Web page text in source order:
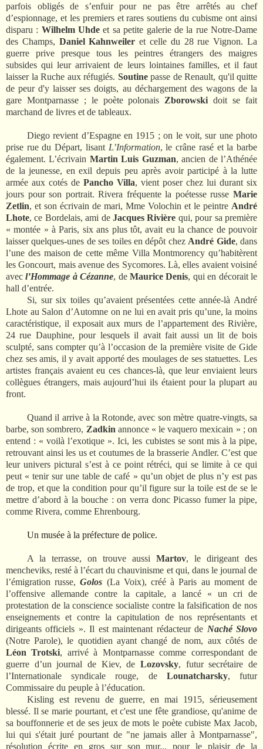
parfois obligés de s’enfuir pour ne pas être arrêtés au chef
d’espionnage, et les premiers et rares soutiens du cubisme ont ainsi
disparu : Wilhelm Uhde et sa petite galerie de la rue Notre-Dame
des Champs, Daniel Kahnweiler et celle du 28 rue Vignon. La
guerre prive presque tous les peintres étrangers des maigres
subsides qui leur arrivaient de leurs lointaines familles, et il faut
laisser la Ruche aux réfugiés. Soutinepasse de Renault, qu'il quitte
de peur d'y laisser ses doigts, au déchargement des wagons de la
gare Montparnasse ; le poète polonais Zborowski doit se fait
marchand de livres et de tableaux.
Diego revient d’Espagne en 1915 ; on le voit, sur une photo
prise rue du Départ, lisant L’Information, le crâne rasé et la barbe
également. L’écrivain Martin Luis Guzman, ancien de l’Athénée
de la jeunesse, en exil depuis peu après avoir participé à la lutte
armée aux cotés de Pancho Villa, vient poser chez lui durant six
jours pour son portrait. Rivera fréquente la poétesse russe Marie
Zetlin, et son écrivain de mari, Mme Volochin et le peintre André
Lhote, ce Bordelais, ami de Jacques Rivière qui, pour sa première
« montée » à Paris, six ans plus tôt, avait eu la chance de pouvoir
laisser quelques-unes de ses toiles en dépôt chez André Gide, dans
l’une des maison de cette même Villa Montmorency qu’habitèrent
les Goncourt, mais avenue des Sycomores. Là, elles avaient voisiné
avecl’Hommage à Cézanne, deMaurice Denis, qui en décorait le
hall d’entrée.
Si, sur six toiles qu’avaient présentées cette année-là André
Lhote au Salon d’Automne on ne lui en avait pris qu’une, la moins
caractéristique, il exposait aux murs de l’appartement des Rivière,
24 rue Dauphine, pour lesquels il avait fait aussi un lit de bois
sculpté, sans compter qu’à l’occasion de la première visite de Gide
chez ses amis, il y avait apporté des moulages de ses statuettes. Les
artistes français avaient eu ces chances-là, que leur enviaient leurs
collègues étrangers, mais aujourd’hui ils étaient pour la plupart au
front.
Quand il arrive à la Rotonde, avec son mètre quatre-vingts, sa
barbe, son sombrero, Zadkin annonce « le vaquero mexicain » ; on
entend : « voilà l’exotique ». Ici, les cubistes se sont mis à la pipe,
retrouvant ainsi les us et coutumes de la brasserie Andler. C’est que
leur univers pictural s’est à ce point rétréci, qui se limite à ce qui
peut « tenir sur une table de café » qu’un objet de plus n’y est pas
de trop, et que la condition pour qu’il figure sur la toile est de se le
mettre d’abord à la bouche : on verra donc Picasso fumer la pipe,
comme Rivera, comme Ehrenbourg.
Un musée à la préfecture de police.
A la terrasse, on trouve aussi Martov, le dirigeant des
mencheviks, resté à l’écart du chauvinisme et qui, dans le journal de
l’émigration russe,Golos (La Voix), créé à Paris au moment de
l’offensive allemande contre la capitale, a lancé « un cri de
protestation de la conscience socialiste contre la falsification de nos
enseignements et contre la capitulation de nos représentants et
dirigeants officiels ». Il est maintenant rédacteur de Naché Slovo
(Notre Parole), le quotidien ayant changé de nom, aux côtés de
Léon Trotski, arrivé à Montparnasse comme correspondant de
guerre d’un journal de Kiev, de Lozovsky, futur secrétaire de
l’Internationale syndicale rouge, de Lounatcharsky, futur
Commissaire du peuple à l’éducation.
Kisling est revenu de guerre, en mai 1915, sérieusement
blessé. Il se marie pourtant, et c'est une fête grandiose, qu'anime de
sa bouffonnerie et de ses jeux de mots le poète cubiste Max Jacob,
lui qui s'était juré pourtant de "ne jamais aller à Montparnasse",
résolution écrite en gros sur son mur... pour le plaisir de la